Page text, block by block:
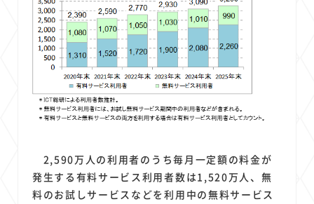
2,590万人の利用者のうち毎月一定額の料金が
発生する有料サービス利用者数は1,520万人、無
料のお試しサービスなどを利用中の無料サービス